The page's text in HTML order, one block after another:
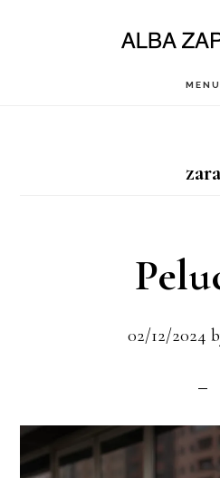
MENU
zara
02/12/2024